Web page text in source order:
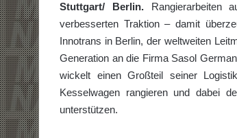
Stuttgart/ Berlin.Rangierarbeiten
verbesserten Traktion – damit
Innotrans in Berlin, der weltweiten
Generation an die Firma Sasol
wickelt einen Großteil seiner
Kesselwagen rangieren und dabei
unterstützen.